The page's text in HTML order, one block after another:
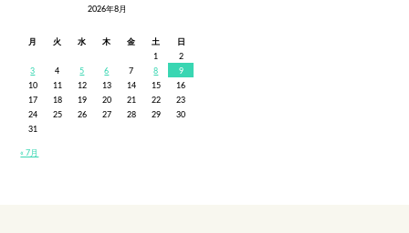
2026年8月
月 火 水 木 金 土
日
1
2
3
4 5 6 7 8
9
10
11 12 13 14 15
16
17
18 19 20 21 22
23
24
25 26 27 28 29
30
31
« 7月